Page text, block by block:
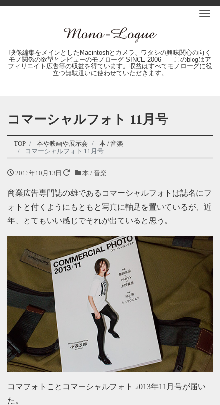
映像編集をメインとしたMacintoshとカメラ、ワタシの興味関心の向く
モノ関係の欲望とレビューのモノローグ SINCE 2006 このblogはア
フィリエイト広告等の収益を得ています。収益はすべてモノローグに役
立つ無駄遣いに使わせていただきます。
コマーシャルフォト 11月号
TOP 本や映画や展示会
本 / 音楽
コマーシャルフォト 11月号
2013年10月13日 本 / 音楽
商業広告専門誌の雄であるコマーシャルフォトは誌名にフ
ォトと付くようにもともと写真に軸足を置いているが、近
年、とてもいい感じでそれが出ていると思う。
コマフォトこと コマーシャルフォト 2013年11月号が届い
た。